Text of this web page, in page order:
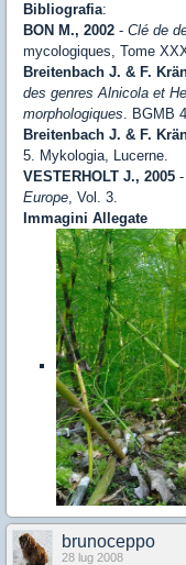
Bibliografia:
BON M., 2002 - Clé de
mycologiques, Tome
Breitenbach J. & F.
des genres Alnicola et
morphologiques. BGMB
Breitenbach J. & F.
5. Mykologia, Lucerne.
VESTERHOLT J., 2005 -
Europe, Vol. 3.
Immagini Allegate
brunoceppo
28 lug 2008